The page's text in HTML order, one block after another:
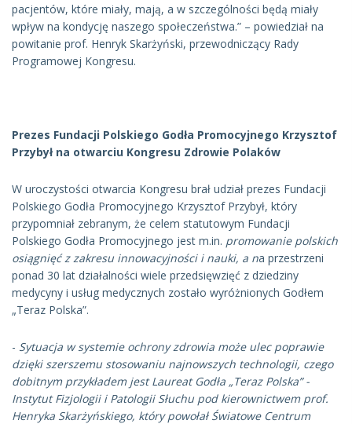
pacjentów, które miały, mają, a w szczególności będą miały
wpływ na kondycję naszego społeczeństwa.” – powiedział na
powitanie prof. Henryk Skarżyński, przewodniczący Rady
Programowej Kongresu.
Prezes Fundacji Polskiego Godła Promocyjnego Krzysztof
Przybył na otwarciu Kongresu Zdrowie Polaków
W uroczystości otwarcia Kongresu brał udział prezes Fundacji
Polskiego Godła Promocyjnego Krzysztof Przybył, który
przypomniał zebranym, że celem statutowym Fundacji
Polskiego Godła Promocyjnego jest m.in. promowanie polskich
osiągnięć z zakresu innowacyjności i nauki, a na przestrzeni
ponad 30 lat działalności wiele przedsięwzięć z dziedziny
medycyny i usług medycznych zostało wyróżnionych Godłem
„Teraz Polska”.
- Sytuacja w systemie ochrony zdrowia może ulec poprawie
dzięki szerszemu stosowaniu najnowszych technologii, czego
dobitnym przykładem jest Laureat Godła „Teraz Polska” -
Instytut Fizjologii i Patologii Słuchu pod kierownictwem prof.
Henryka Skarżyńskiego, który powołał Światowe Centrum